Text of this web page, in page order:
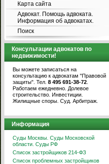
Карта сайта
Адвокат. Помощь адвоката.
Информация об адвокатах.
Поиск
Консультации адвокатов по
недвижимости!
Вы можете записаться на
консультацию к адвокатам "Правовой
защиты". Тел. 8 495 691-38-72
Работаем ежедневно. Долевое
строительство. Инвестиции.
Жилищные споры. Суд. Арбитраж.
Информация
Суды Москвы. Суды Московской
области. Суды РФ
Список застройщиков 214-ФЗ
Список проблемных застройщиков